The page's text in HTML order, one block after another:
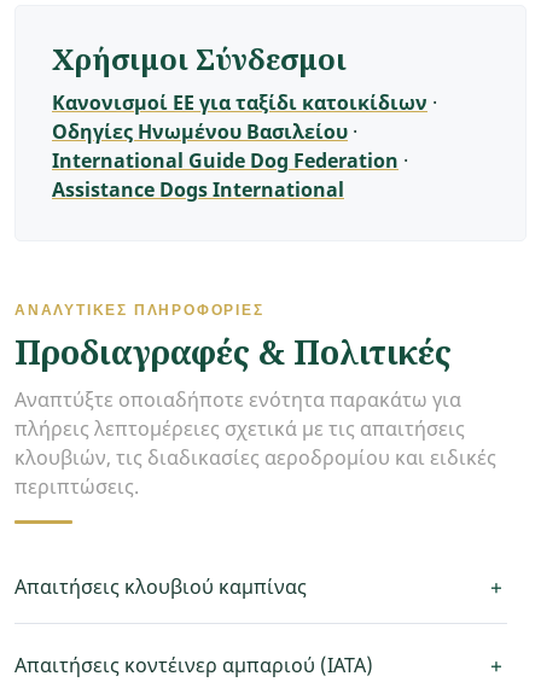
Χρήσιμοι Σύνδεσμοι
Κανονισμοί ΕΕ για ταξίδι κατοικίδιων ·
Οδηγίες Ηνωμένου Βασιλείου ·
International Guide Dog Federation ·
Assistance Dogs International
ΑΝΑΛΥΤΙΚΈΣ ΠΛΗΡΟΦΟΡΊΕΣ
Προδιαγραφές & Πολιτικές
Αναπτύξτε οποιαδήποτε ενότητα παρακάτω για
πλήρεις λεπτομέρειες σχετικά με τις απαιτήσεις
κλουβιών, τις διαδικασίες αεροδρομίου και ειδικές
περιπτώσεις.
Απαιτήσεις κλουβιού καμπίνας +
Απαιτήσεις κοντέινερ αμπαριού (IATA) +